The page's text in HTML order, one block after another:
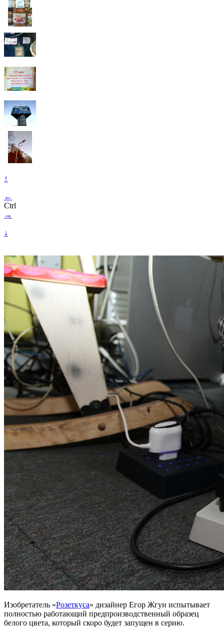
↑
←
Ctrl
→
↓
Изобретатель «Розеткуса» дизайнер Егор Жгун испытывает
полностью работающий предпроизводственный образец
белого цвета, который скоро будет запущен в серию.